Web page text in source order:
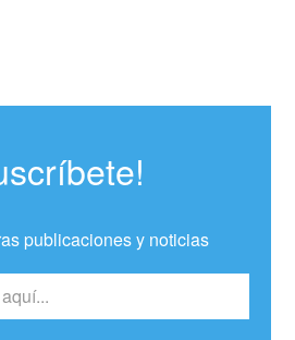
publicaciones y noticias